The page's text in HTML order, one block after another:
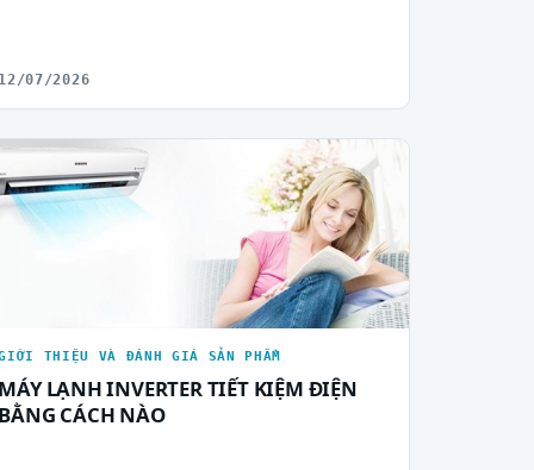
12/07/2026
THIỆU VÀ ĐÁNH GIÁ SẢN PHẨM
MÁY LẠNH INVERTER TIẾT KIỆM ĐIỆN
BẰNG CÁCH NÀO